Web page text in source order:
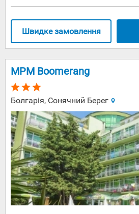
Швидке замовлення
MPM Boomerang
Болгарія, Сонячний Берег